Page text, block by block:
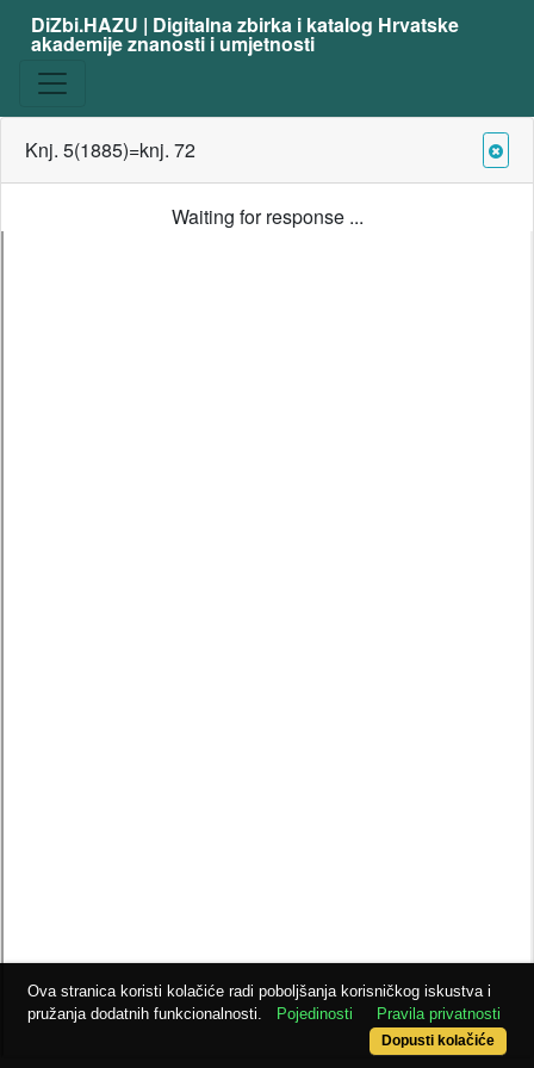
DiZbi.HAZU | Digitalna zbirka i katalog Hrvatske
akademije znanosti i umjetnosti
Knj. 5(1885)=knj. 72
Waiting for response ...
Ova stranica koristi kolačiće radi poboljšanja korisničkog iskustva i
pružanja dodatnih funkcionalnosti.
Pojedinosti Pravila privatnosti
Dopusti kolačiće